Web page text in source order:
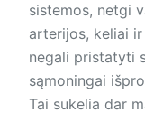
sistemos, netgi
arterijos, keliai
negali pristatyti
sąmoningai
Tai sukelia dar